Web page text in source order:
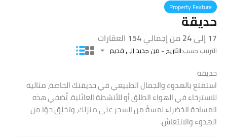
Property Feature
حديقة
17 إلى24من إجمالي154 العقارات
الترتيب حسب:التاريخ - من جديد إلى قديم
حديقة
استمتع بالهدوء والجمال الطبيعي في حديقتك الخاصة، مثالية
للاسترخاء في الهواء الطلق أو للأنشطة العائلية. تُضفي هذه
المساحة الخضراء لمسةً من السحر على منزلك، وتخلق جوًا من
الهدوء والانتعاش.